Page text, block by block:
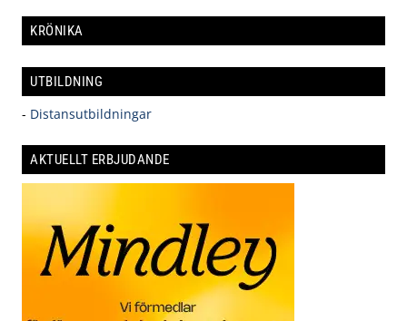
KRÖNIKA
UTBILDNING
- Distansutbildningar
AKTUELLT ERBJUDANDE